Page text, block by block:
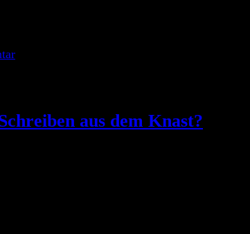
aus dem Knast?